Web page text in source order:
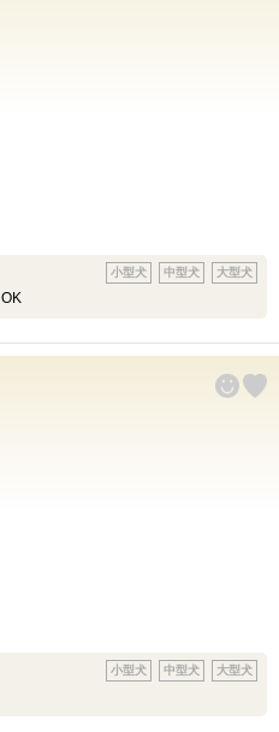
小型犬 中型犬 大型犬
小型犬 中型犬 大型犬